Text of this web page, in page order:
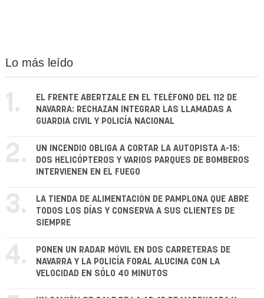
Lo más leído
1.
EL FRENTE ABERTZALE EN EL TELÉFONO DEL 112 DE
NAVARRA: RECHAZAN INTEGRAR LAS LLAMADAS A
GUARDIA CIVIL Y POLICÍA NACIONAL
2.
UN INCENDIO OBLIGA A CORTAR LA AUTOPISTA A-15:
DOS HELICÓPTEROS Y VARIOS PARQUES DE BOMBEROS
INTERVIENEN EN EL FUEGO
3.
LA TIENDA DE ALIMENTACIÓN DE PAMPLONA QUE ABRE
TODOS LOS DÍAS Y CONSERVA A SUS CLIENTES DE
SIEMPRE
4.
PONEN UN RADAR MÓVIL EN DOS CARRETERAS DE
NAVARRA Y LA POLICÍA FORAL ALUCINA CON LA
VELOCIDAD EN SÓLO 40 MINUTOS